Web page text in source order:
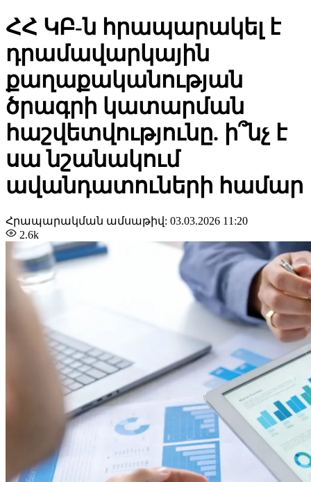
ՀՀ ԿԲ-ն հրապարակել է
դրամավարկային
քաղաքականության
ծրագրի կատարման
հաշվետվությունը. ի՞նչ է
սա նշանակում
ավանդատուների համար
Հրապարակման ամսաթիվ: 03.03.2026 11:20
2.6k